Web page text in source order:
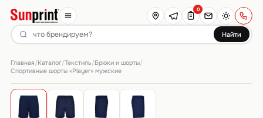
Найти
0
Главная/Каталог/Текстиль/Брюки и шорты/
Спортивные шорты «Player» мужские